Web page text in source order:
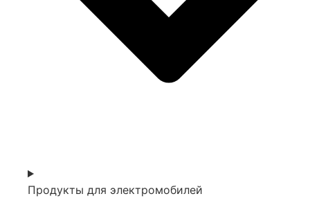
Продукты для электромобилей